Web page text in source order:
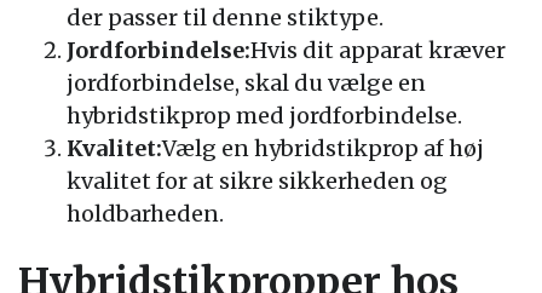
der passer til denne stiktype.
Jordforbindelse:Hvis dit apparat kræver
jordforbindelse, skal du vælge en
hybridstikprop med jordforbindelse.
Kvalitet:Vælg en hybridstikprop af høj
kvalitet for at sikre sikkerheden og
holdbarheden.
Hybridstikpropper hos